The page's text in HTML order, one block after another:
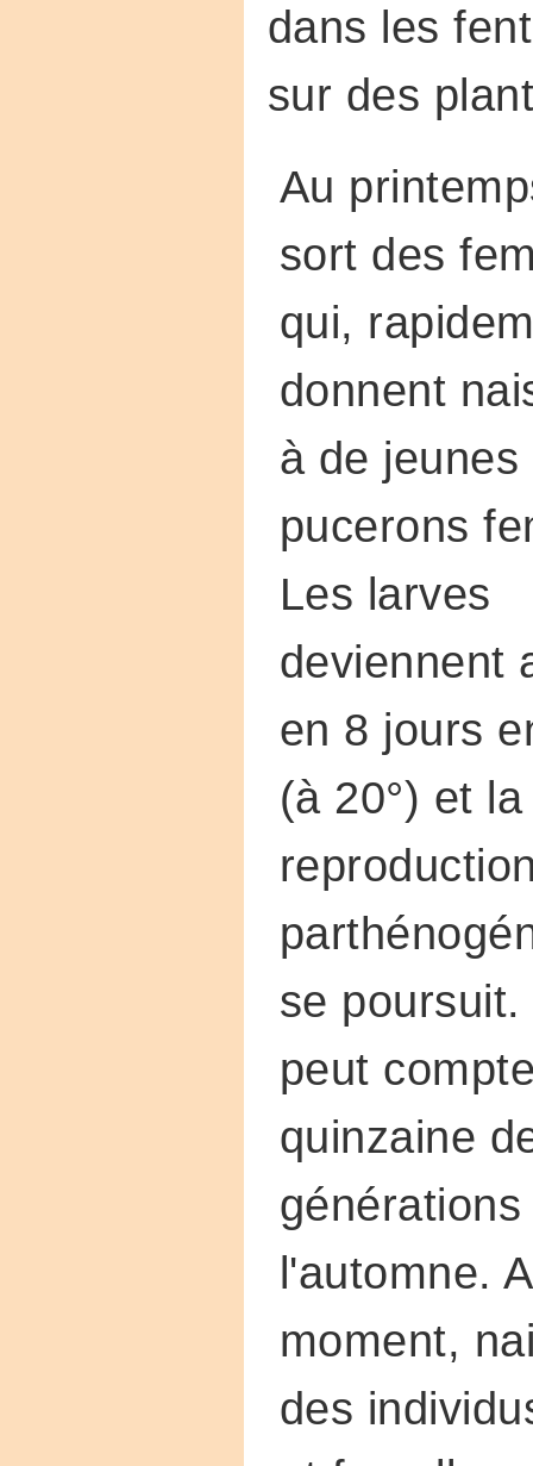
dans les
sur des
Au
sort des
qui,
donnent
à de jeunes
pucerons
Les larves
deviennent
en 8 jours
(à 20°) et la
se poursuit.
peut
quinzaine
l'automne.
moment,
des